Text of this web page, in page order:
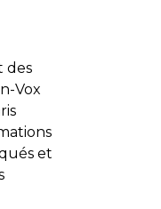
des
Vox
et